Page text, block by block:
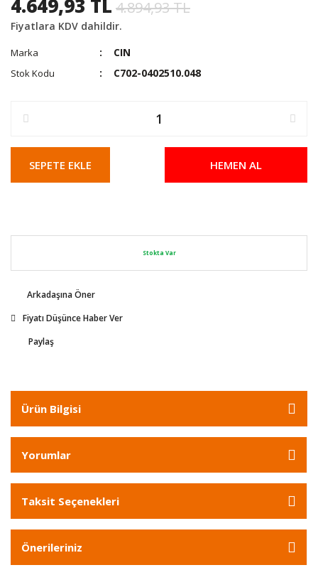
4.649,93 TL 4.894,93 TL
Fiyatlara KDV dahildir.
Marka CIN
Stok Kodu C702-0402510.048
SEPETE EKLE HEMEN AL
Stokta Var
Arkadaşına Öner
Fiyatı Düşünce Haber Ver
Paylaş
Ürün Bilgisi
Yorumlar
Taksit Seçenekleri
Önerileriniz